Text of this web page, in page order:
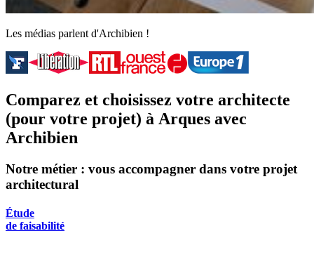
Les médias parlent d'Archibien !
Comparez et choisissez votre architecte
(pour votre projet) à Arques avec
Archibien
Notre métier : vous accompagner dans votre projet
architectural
Étude
de faisabilité